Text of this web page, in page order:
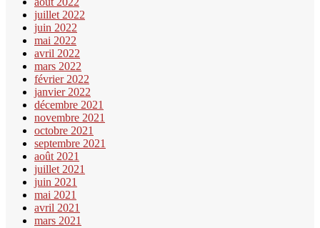
juillet 2022
juin 2022
mai 2022
avril 2022
mars 2022
février 2022
janvier 2022
décembre 2021
novembre 2021
octobre 2021
septembre 2021
août 2021
juillet 2021
juin 2021
mai 2021
avril 2021
mars 2021